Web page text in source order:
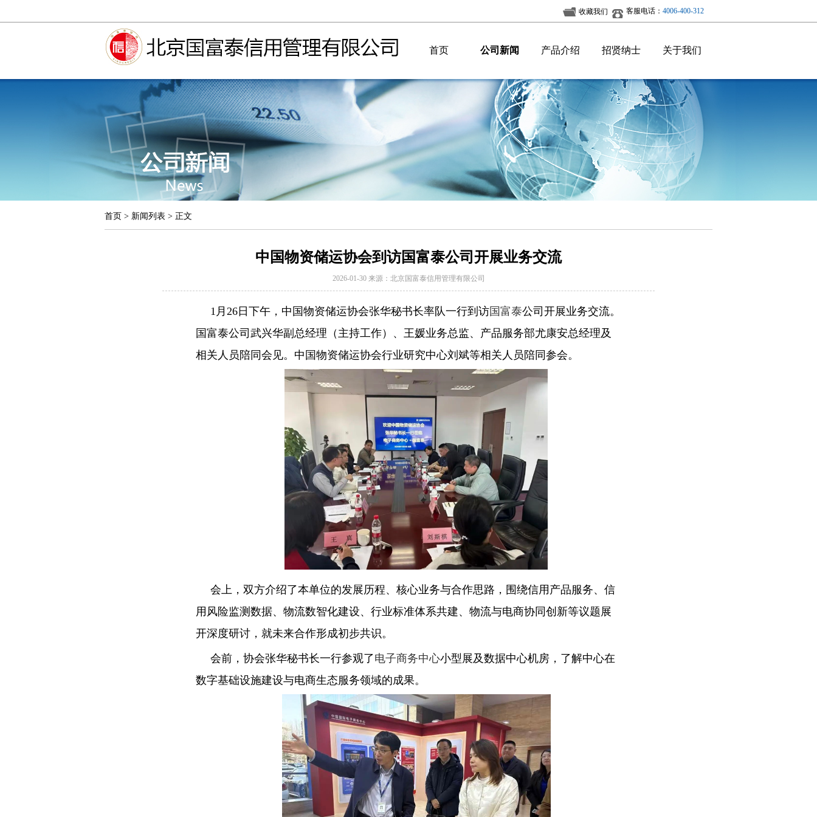
收藏我们 客服电话： 4006-400-312
首页 公司新闻 产品介绍 招贤纳士 关于我们
首页 > 新闻列表 > 正文
中国物资储运协会到访国富泰公司开展业务交流
2026-01-30 来源：北京国富泰信用管理有限公司
1月26日下午，中国物资储运协会张华秘书长率队一行到访国富泰公司开展业务交流。
国富泰公司武兴华副总经理（主持工作）、王媛业务总监、产品服务部尤康安总经理及
相关人员陪同会见。中国物资储运协会行业研究中心刘斌等相关人员陪同参会。
会上，双方介绍了本单位的发展历程、核心业务与合作思路，围绕信用产品服务、信
用风险监测数据、物流数智化建设、行业标准体系共建、物流与电商协同创新等议题展
开深度研讨，就未来合作形成初步共识。
会前，协会张华秘书长一行参观了电子商务中心小型展及数据中心机房，了解中心在
数字基础设施建设与电商生态服务领域的成果。